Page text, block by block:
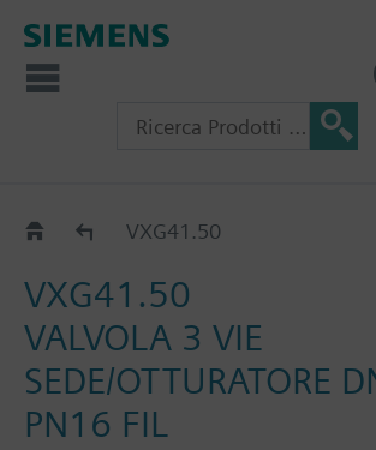
VXG41..VXG41.50
VXG41.50
VALVOLA 3 VIE
SEDE/OTTURATORE
PN16 FIL